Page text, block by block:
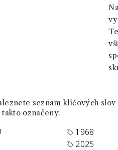
seznam klíčových
označeny.
1968
2025